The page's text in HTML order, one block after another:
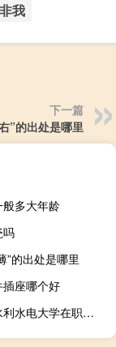
非我
下一篇
”的出处是哪里
多大年龄
吗
”的出处是哪里
座哪个好
报考华北水利水电大学在职研究生学习期间能请假吗